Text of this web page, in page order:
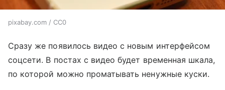
pixabay.com / CC0
Сразу же появилось видео с новым интерфейсом
соцсети. В постах с видео будет временная шкала,
по которой можно проматывать ненужные куски.